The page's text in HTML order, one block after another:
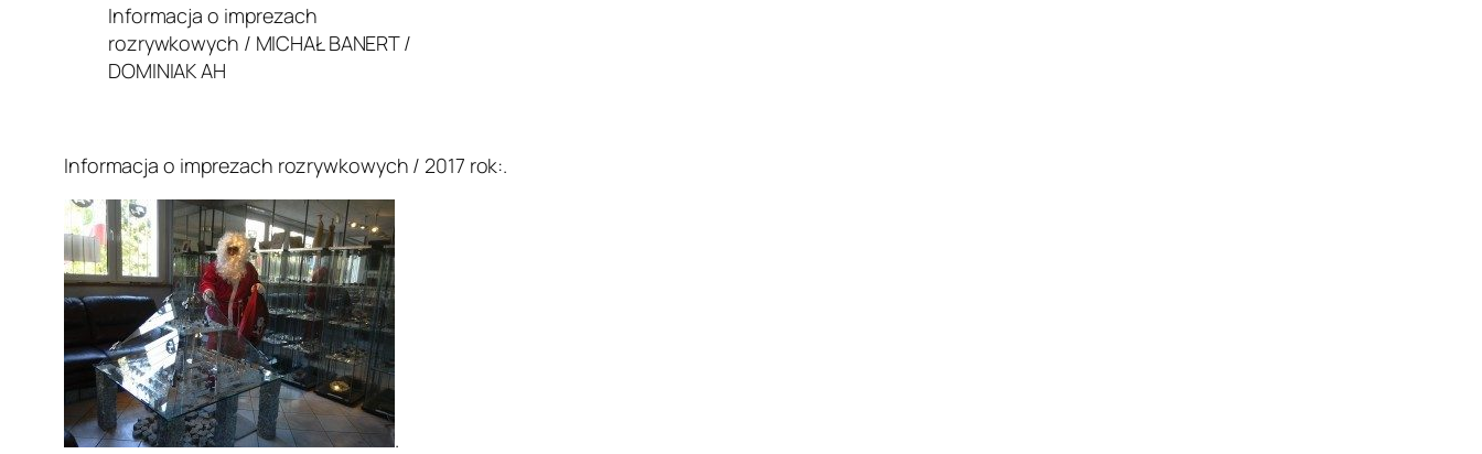
Informacja o imprezach
rozrywkowych / MICHAŁ BANERT /
DOMINIAK AH
Informacja o imprezach rozrywkowych / 2017 rok:.
.